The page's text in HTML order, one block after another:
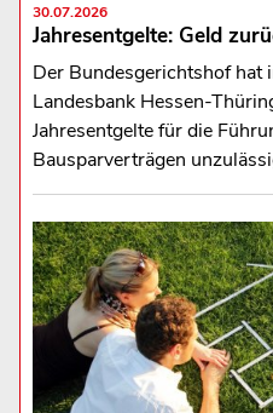
30.07.2026
Jahresentgelte: Geld
Der Bundesgerichtshof hat
Landesbank Hessen-
Jahresentgelte für die
Bausparverträgen